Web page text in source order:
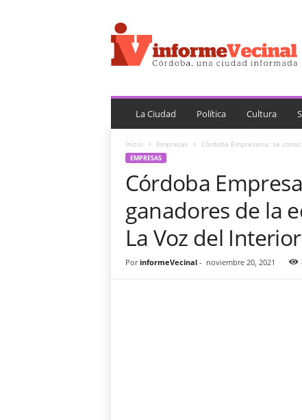
n
f
o
e
e
La Ciudad Política Cultura
Inicio Empresas Córdoba Empresaria: se
EMPRESAS
Córdoba
ganadores de la
La Voz del Interior
Por informeVecinal- noviembre 20, 2021